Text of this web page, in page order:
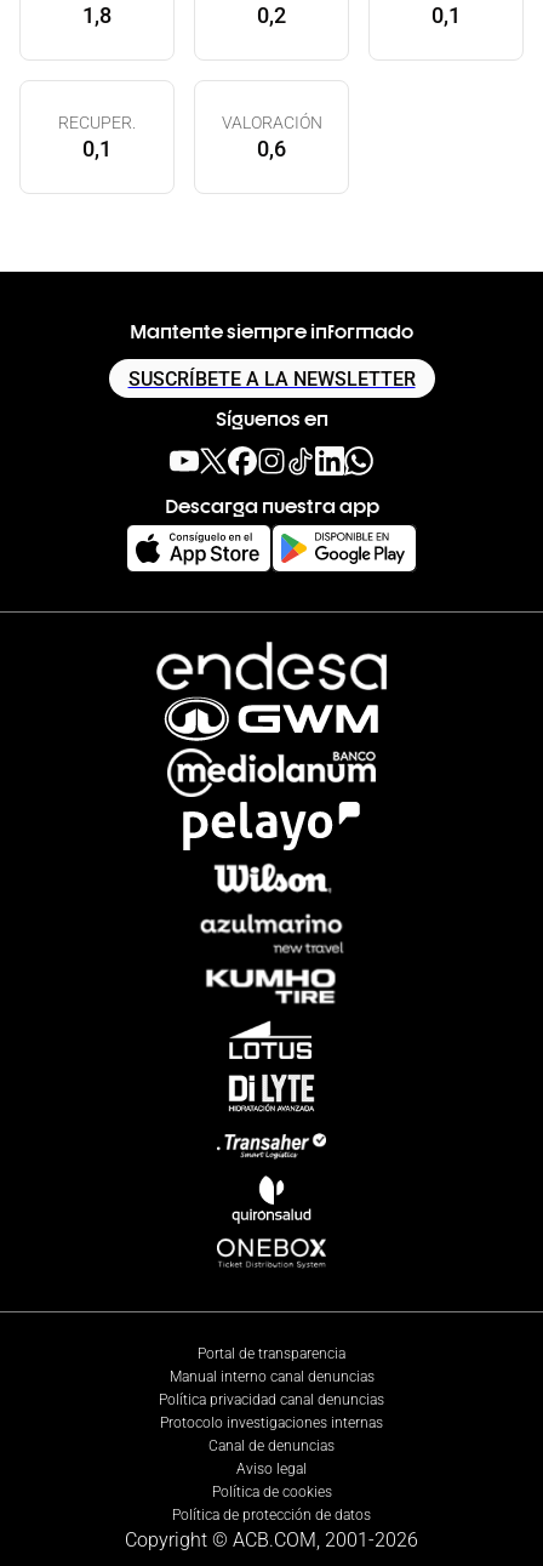
1,8 0,2 0,1
RECUPER.
0,1
VALORACIÓN
0,6
Mantente siempre informado
SUSCRÍBETE A LA NEWSLETTER
Síguenos en
Descarga nuestra app
Portal de transparencia
Manual interno canal denuncias
Política privacidad canal denuncias
Protocolo investigaciones internas
Canal de denuncias
Aviso legal
Política de cookies
Política de protección de datos
Copyright © ACB.COM, 2001-2026